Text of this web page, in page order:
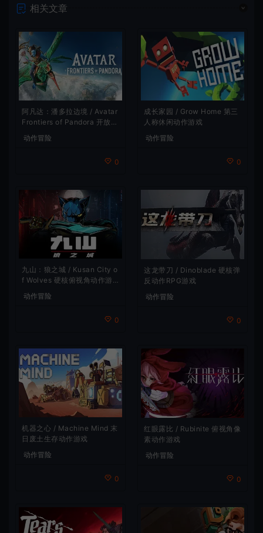
相关文章
阿凡达：潘多拉边境 / Avatar
Frontiers of Pandora 开放世
动作冒险
0
成长家园 / Grow Home 第三
人称休闲动作游戏
动作冒险
0
九山：狼之城 / Kusan City o
f Wolves 硬核俯视角动作游
动作冒险
0
这龙带刀 / Dinoblade 硬核弹
反动作RPG游戏
动作冒险
0
机器之心 / Machine Mind 末
日废土生存动作游戏
动作冒险
0
红眼露比 / Rubinite 俯视角像
素动作游戏
动作冒险
0